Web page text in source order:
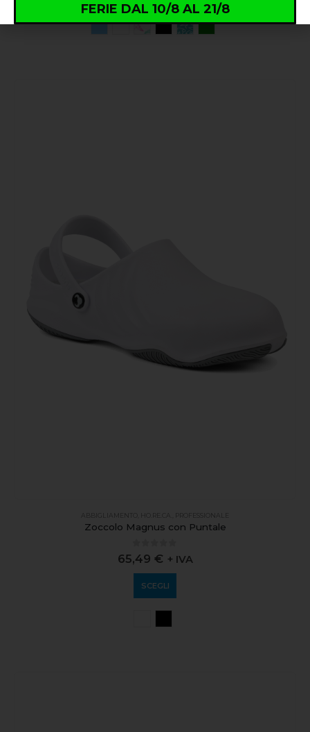
ABBIGLIAMENTO HO.RE.CA. PROFESSIONALE
Zoccolo Magnus con Puntale
0out of 5
65,49 € + IVA
SCEGLI
FERIE DAL 10/8 AL 21/8